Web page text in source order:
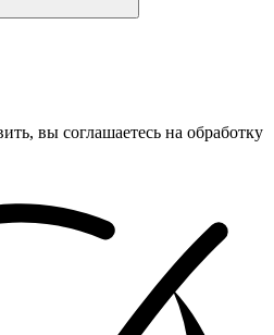
вы соглашаетесь на обработку